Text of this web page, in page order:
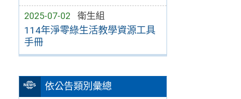
2025-07-02 衛生組
114年淨零綠生活教學資源工具
手冊
依公告類別彙總